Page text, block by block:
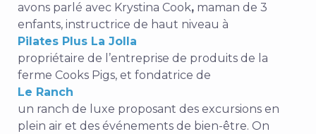
avons parlé avec Krystina Cook, maman de 3
enfants, instructrice de haut niveau à
Pilates Plus La Jolla
propriétaire de l’entreprise de produits de la
ferme Cooks Pigs, et fondatrice de
Le Ranch
un ranch de luxe proposant des excursions en
plein air et des événements de bien-être. On